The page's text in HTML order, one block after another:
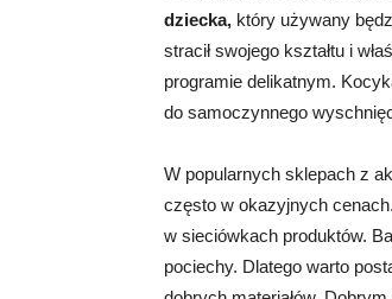
dziecka, który używany
stracił swojego kształtu i
programie delikatnym.
do samoczynnego
W popularnych sklepach z
często w okazyjnych
w sieciówkach produktów.
pociechy. Dlatego warto